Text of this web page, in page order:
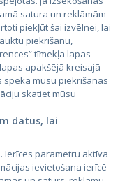
satura un reklāmām
piekļūt šai izvēlnei, lai
piekrišanu,
tīmekļa lapas
apakšējā kreisajā
spēkā mūsu piekrišanas
skatiet mūsu
datus, lai
Ierīces parametru aktīva
ievietošana ierīcē